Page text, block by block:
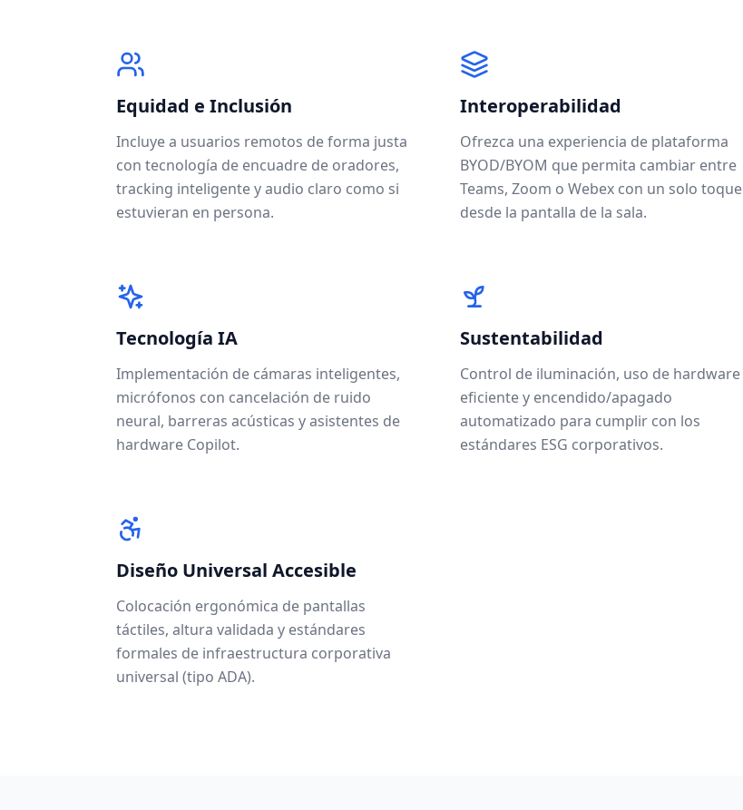
Equidad e Inclusión
Incluye a usuarios remotos de forma justa
con tecnología de encuadre de oradores,
tracking inteligente y audio claro como si
estuvieran en persona.
Interoperabilidad
Ofrezca una experiencia de plataforma
BYOD/BYOM que permita cambiar entre
Teams, Zoom o Webex con un solo toque
desde la pantalla de la sala.
Tecnología IA
Implementación de cámaras inteligentes,
micrófonos con cancelación de ruido
neural, barreras acústicas y asistentes de
hardware Copilot.
Sustentabilidad
Control de iluminación, uso de hardware
eficiente y encendido/apagado
automatizado para cumplir con los
estándares ESG corporativos.
Diseño Universal Accesible
Colocación ergonómica de pantallas
táctiles, altura validada y estándares
formales de infraestructura corporativa
universal (tipo ADA).